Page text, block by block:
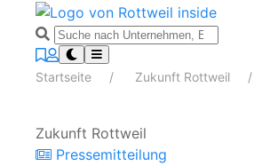
Startseite Zukunft Rottweil
Zukunft Rottweil
Pressemitteilung